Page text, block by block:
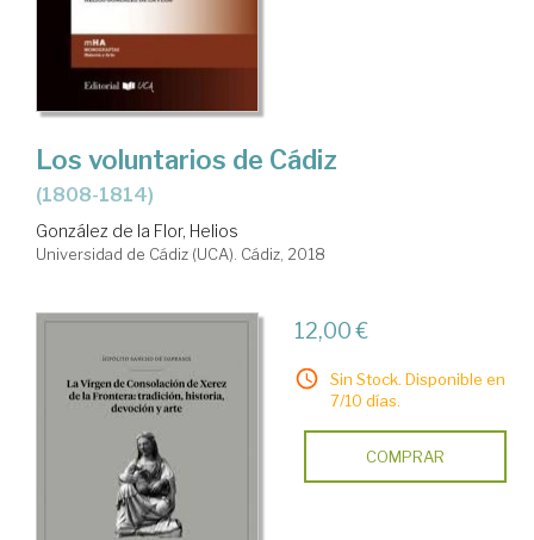
Los voluntarios de Cádiz
(1808-1814)
González de la Flor, Helios
Universidad de Cádiz (UCA). Cádiz, 2018
12,00 €
Sin Stock. Disponible en
7/10 días.
COMPRAR